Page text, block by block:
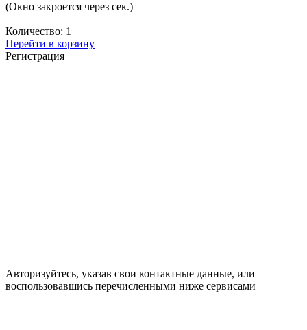
(Окно закроется через сек.)
Количество: 1
Перейти в корзину
Регистрация
Авторизуйтесь, указав свои контактные данные, или
воспользовавшись перечисленными ниже сервисами